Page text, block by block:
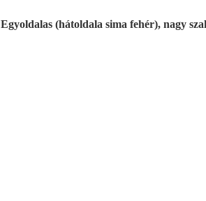
Egyoldalas (hátoldala sima fehér), nagy